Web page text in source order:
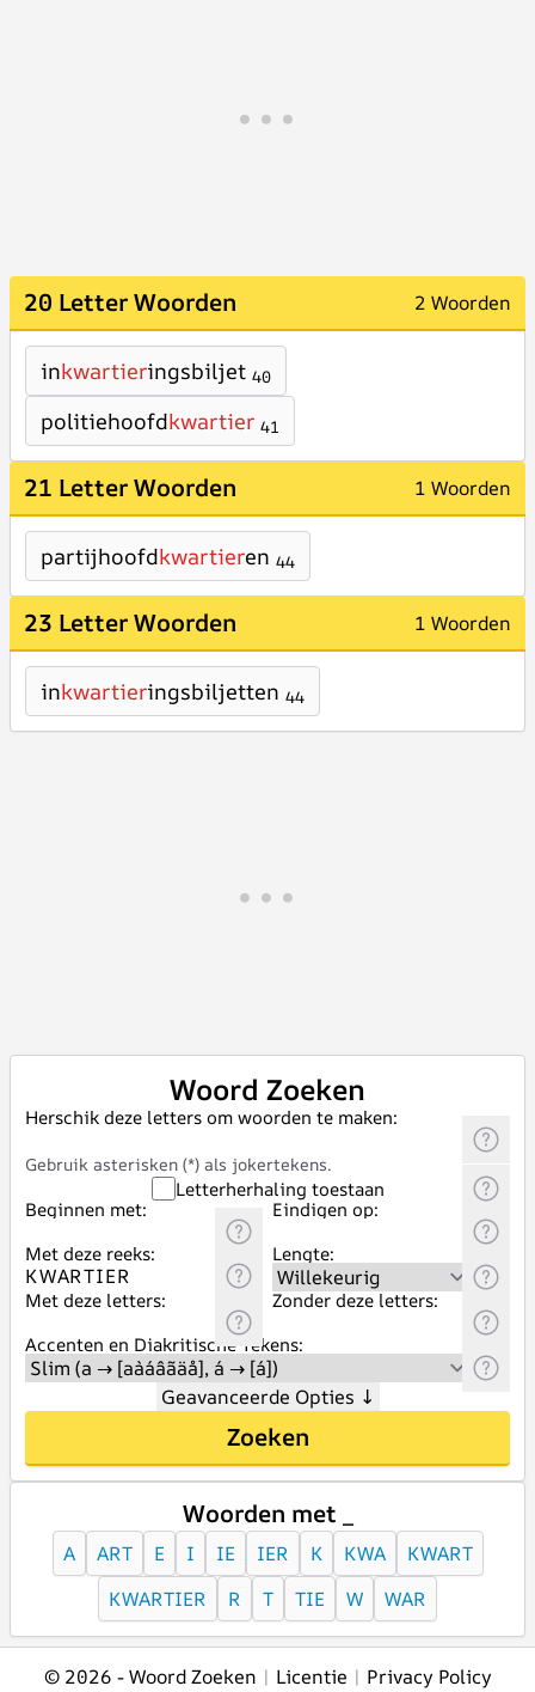
20 Letter Woorden 2 Woorden
inkwartieringsbiljet 40
politiehoofdkwartier 41
21 Letter Woorden 1 Woorden
partijhoofdkwartieren 44
23 Letter Woorden 1 Woorden
inkwartieringsbiljetten 44
Woord Zoeken
Herschik deze letters om woorden te maken:
Gebruik asterisken (*) als jokertekens.
Letterherhaling toestaan
Beginnen met:
Eindigen op:
Met deze reeks:
Lengte:
Met deze letters:
Zonder deze letters:
Accenten en Diakritische Tekens:
Geavanceerde Opties ↓
Zoeken
Woorden met _
A ART E I IE IER K KWA
KWART
KWARTIER
R T TIE W WAR
© 2026 -Woord Zoeken | Licentie | Privacy Policy